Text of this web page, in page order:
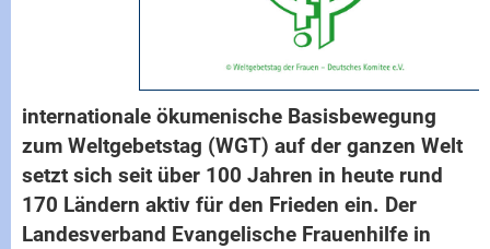
internationale ökumenische Basisbewegung
zum Weltgebetstag (WGT) auf der ganzen Welt
setzt sich seit über 100 Jahren in heute rund
170 Ländern aktiv für den Frieden ein. Der
Landesverband Evangelische Frauenhilfe in